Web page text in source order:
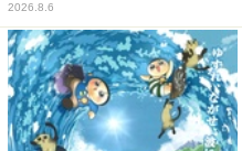
2026.8.6